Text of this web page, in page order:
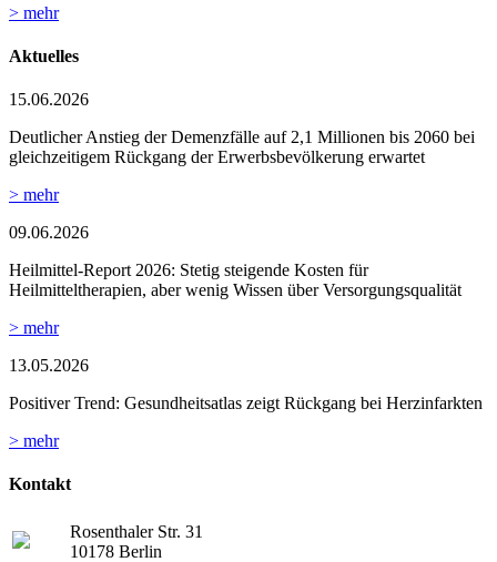
> mehr
Aktuelles
15.06.2026
Deutlicher Anstieg der Demenzfälle auf 2,1 Millionen bis 2060 bei
gleichzeitigem Rückgang der Erwerbsbevölkerung erwartet
> mehr
09.06.2026
Heilmittel-Report 2026: Stetig steigende Kosten für
Heilmitteltherapien, aber wenig Wissen über Versorgungsqualität
> mehr
13.05.2026
Positiver Trend: Gesundheitsatlas zeigt Rückgang bei Herzinfarkten
> mehr
Kontakt
Rosenthaler Str. 31
10178 Berlin